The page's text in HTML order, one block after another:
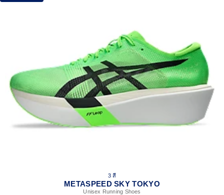
3 สี
METASPEED SKY TOKYO
Unisex Running Shoes